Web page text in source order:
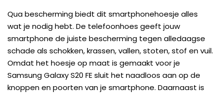
Qua bescherming biedt dit smartphonehoesje alles
wat je nodig hebt. De telefoonhoes geeft jouw
smartphone de juiste bescherming tegen alledaagse
schade als schokken, krassen, vallen, stoten, stof en vuil.
Omdat het hoesje op maat is gemaakt voor je
Samsung Galaxy S20 FE sluit het naadloos aan op de
knoppen en poorten van je smartphone. Daarnaast is